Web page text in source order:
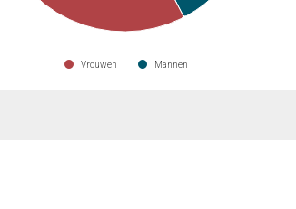
Vrouwen Mannen